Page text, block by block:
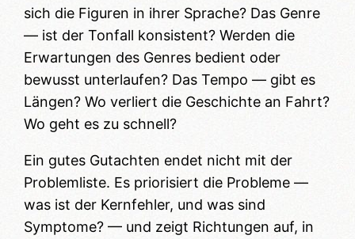
sich die Figuren in ihrer Sprache? Das Genre
— ist der Tonfall konsistent? Werden die
Erwartungen des Genres bedient oder
bewusst unterlaufen? Das Tempo — gibt es
Längen? Wo verliert die Geschichte an Fahrt?
Wo geht es zu schnell?
Ein gutes Gutachten endet nicht mit der
Problemliste. Es priorisiert die Probleme —
was ist der Kernfehler, und was sind
Symptome? — und zeigt Richtungen auf, in